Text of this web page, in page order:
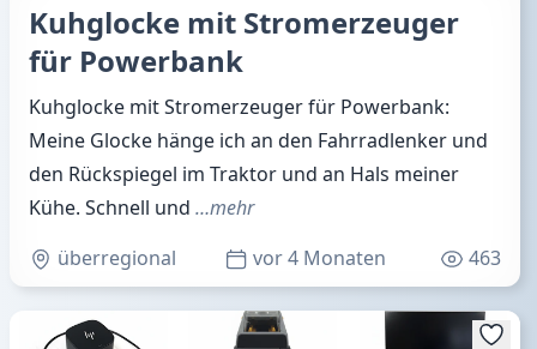
Kuhglocke mit Stromerzeuger
für Powerbank
Kuhglocke mit Stromerzeuger für Powerbank:
Meine Glocke hänge ich an den Fahrradlenker und
den Rückspiegel im Traktor und an Hals meiner
Kühe. Schnell und …mehr
überregional
vor 4 Monaten 463